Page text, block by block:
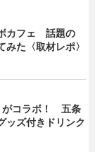
カフェ 話題の
みた〈取材レポ〉
がコラボ！ 五条
ッズ付きドリンク